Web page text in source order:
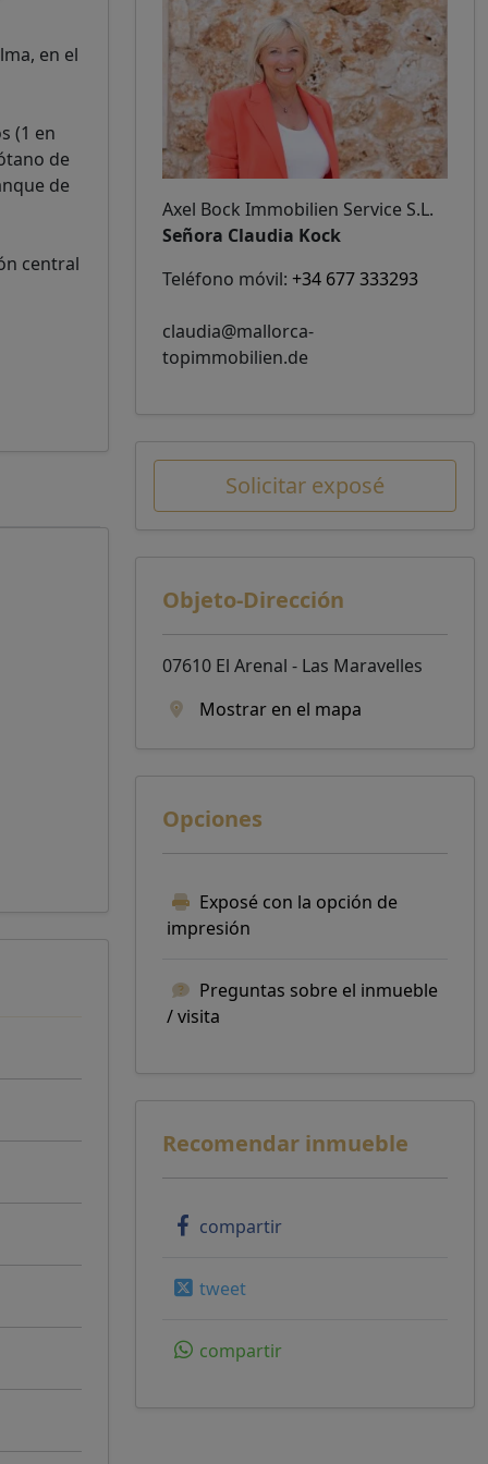
en el
(1 en
de
de
central
Axel Bock Immobilien Service S.L.
Señora Claudia Kock
Teléfono móvil: +34 677 333293
claudia@mallorca-
topimmobilien.de
Solicitar exposé
Objeto-Dirección
07610 El Arenal - Las Maravelles
Mostrar en el mapa
Opciones
Exposé con la opción de
impresión
Preguntas sobre el inmueble
/ visita
Recomendar inmueble
compartir
tweet
compartir